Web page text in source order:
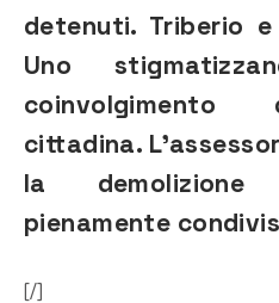
detenuti. Triberio
Uno
coinvolgimento
cittadina.
la demolizione
pienamente
[/]